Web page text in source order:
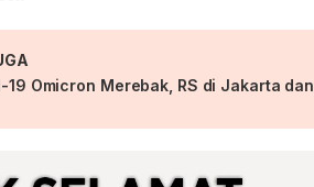
19 Omicron Merebak, RS di Jakarta